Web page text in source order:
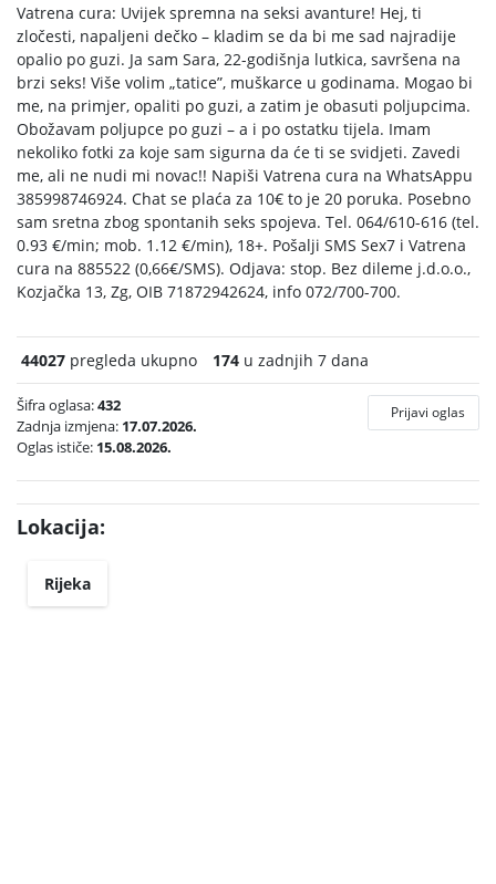
Vatrena cura: Uvijek spremna na seksi avanture! Hej, ti
zločesti, napaljeni dečko – kladim se da bi me sad najradije
opalio po guzi. Ja sam Sara, 22-godišnja lutkica, savršena na
brzi seks! Više volim „tatice”, muškarce u godinama. Mogao bi
me, na primjer, opaliti po guzi, a zatim je obasuti poljupcima.
Obožavam poljupce po guzi – a i po ostatku tijela. Imam
nekoliko fotki za koje sam sigurna da će ti se svidjeti. Zavedi
me, ali ne nudi mi novac!! Napiši Vatrena cura na WhatsAppu
385998746924. Chat se plaća za 10€ to je 20 poruka. Posebno
sam sretna zbog spontanih seks spojeva. Tel. 064/610-616 (tel.
0.93 €/min; mob. 1.12 €/min), 18+. Pošalji SMS Sex7 i Vatrena
cura na 885522 (0,66€/SMS). Odjava: stop. Bez dileme j.d.o.o.,
Kozjačka 13, Zg, OIB 71872942624, info 072/700-700.
44027 pregleda ukupno 174 u zadnjih 7 dana
Šifra oglasa:432
Zadnja izmjena: 17.07.2026.
Oglas ističe: 15.08.2026.
Prijavi oglas
Lokacija:
Rijeka